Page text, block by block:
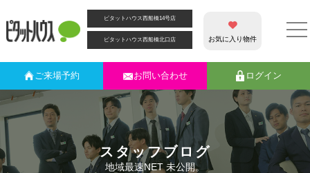
ピタットハウス西船橋14号店
ピタットハウス西船橋北口店 お気に入り物件
ご来場予約 お問い合わせ ログイン
スタッフブログ
地域最速NET 未公開。